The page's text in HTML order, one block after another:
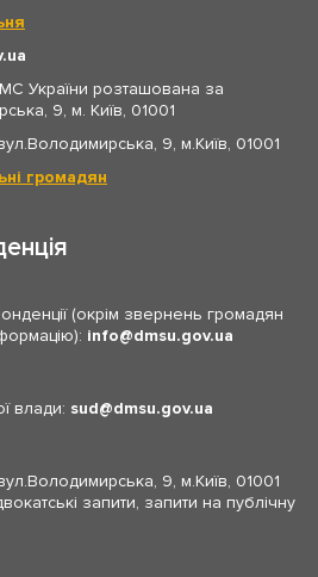
України розташована за
9, м. Київ, 01001
9, м.Київ, 01001
громадян
(окрім звернень громадян
info dmsu.gov.ua
влади: sud dmsu.gov.ua
9, м.Київ, 01001
запити, запити на публічну